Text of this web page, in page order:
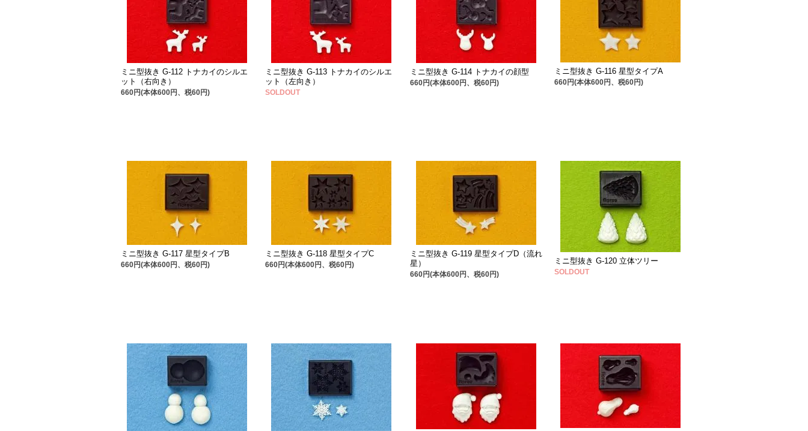
ミニ型抜き G-112 トナカイのシルエ
ット（右向き）
660円(本体600円、税60円)
ミニ型抜き G-113 トナカイのシルエ
ット（左向き）
SOLDOUT
ミニ型抜き G-114 トナカイの顔型
660円(本体600円、税60円)
ミニ型抜き G-116 星型タイプA
660円(本体600円、税60円)
ミニ型抜き G-117 星型タイプB
660円(本体600円、税60円)
ミニ型抜き G-118 星型タイプC
660円(本体600円、税60円)
ミニ型抜き G-119 星型タイプD（流れ
星）
660円(本体600円、税60円)
ミニ型抜き G-120 立体ツリー
SOLDOUT